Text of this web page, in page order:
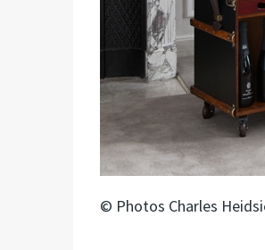
© Photos Charles